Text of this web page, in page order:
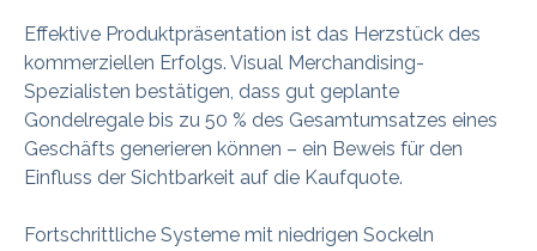
Effektive Produktpräsentation ist das Herzstück des
kommerziellen Erfolgs. Visual Merchandising-
Spezialisten bestätigen, dass gut geplante
Gondelregale bis zu 50 % des Gesamtumsatzes eines
Geschäfts generieren können – ein Beweis für den
Einfluss der Sichtbarkeit auf die Kaufquote.
Fortschrittliche Systeme mit niedrigen Sockeln